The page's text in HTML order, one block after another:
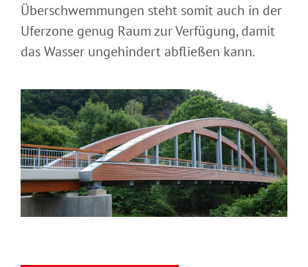
Überschwemmungen steht somit auch in der
Uferzone genug Raum zur Verfügung, damit
das Wasser ungehindert abfließen kann.